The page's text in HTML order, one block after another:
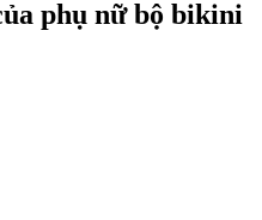
phụ nữ bộ bikini